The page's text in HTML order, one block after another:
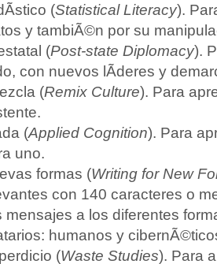
(Statistical Literacy).
y tambiÃ©n por su
(Post-state Diplomacy).
con nuevos lÃ­deres y
(Remix Culture). Para
(Applied Cognition). Para
uno.
formas (Writing for New
con 140 caracteres o
mensajes a los diferentes
humanos y
(Waste Studies). Para